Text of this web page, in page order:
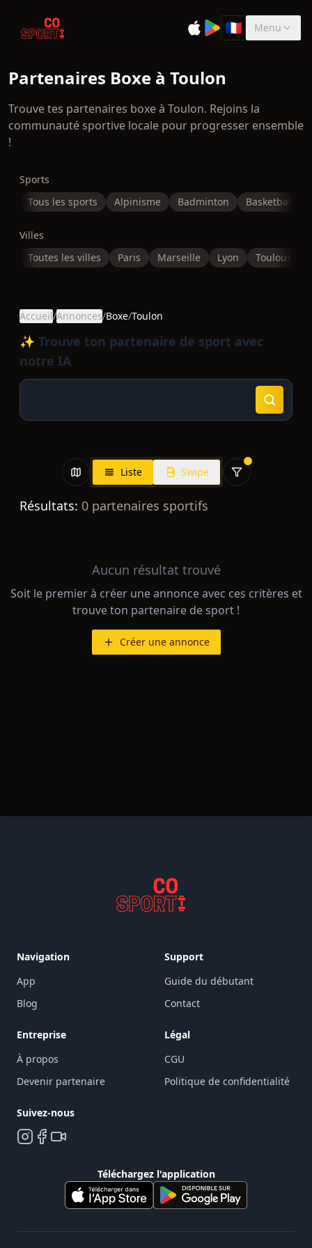
🇫🇷Sélectionner la
Menu
Partenaires Boxe à Toulon
Trouve tes partenaires boxe à Toulon. Rejoins la
communauté sportive locale pour progresser ensemble
!
Sports
Tous les sports
Alpinisme Badminton Basketball
Villes
Toutes les villes
Paris Marseille Lyon Toulouse
Accueil/Annonces/Boxe/Toulon
✨ Trouve ton partenaire de sport avec
notre IA
Liste Swipe
Résultats: 0 partenaires sportifs
Aucun résultat trouvé
Soit le premier à créer une annonce avec ces critères et
trouve ton partenaire de sport !
Créer une annonce
Navigation
App
Blog
Support
Guide du débutant
Contact
Entreprise
À propos
Devenir partenaire
Légal
CGU
Politique de confidentialité
Suivez-nous
Téléchargez l'application